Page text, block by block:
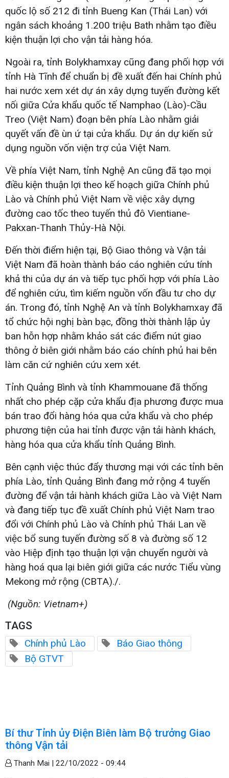
quốc lộ số 212 đi tỉnh Bueng Kan (Thái Lan) với
ngân sách khoảng 1.200 triệu Bath nhằm tạo điều
kiện thuận lợi cho vận tải hàng hóa.
Ngoài ra, tỉnh Bolykhamxay cũng đang phối hợp với
tỉnh Hà Tĩnh để chuẩn bị đề xuất đến hai Chính phủ
hai nước xem xét dự án xây dựng tuyến đường kết
nối giữa Cửa khẩu quốc tế Namphao (Lào)-Cầu
Treo (Việt Nam) đoạn bên phía Lào nhằm giải
quyết vấn đề ùn ứ tại cửa khẩu. Dự án dự kiến sử
dụng nguồn vốn viện trợ của Việt Nam.
Về phía Việt Nam, tỉnh Nghệ An cũng đã tạo mọi
điều kiện thuận lợi theo kế hoạch giữa Chính phủ
Lào và Chính phủ Việt Nam về việc xây dựng
đường cao tốc theo tuyến thủ đô Vientiane-
Pakxan-Thanh Thủy-Hà Nội.
Đến thời điểm hiện tại, Bộ Giao thông và Vận tải
Việt Nam đã hoàn thành báo cáo nghiên cứu tính
khả thi của dự án và tiếp tục phối hợp với phía Lào
để nghiên cứu, tìm kiếm nguồn vốn đầu tư cho dự
án. Trong đó, tỉnh Nghệ An và tỉnh Bolykhamxay đã
tổ chức hội nghị bàn bạc, đồng thời thành lập ủy
ban hỗn hợp nhằm khảo sát các điểm nút giao
thông ở biên giới nhằm báo cáo chính phủ hai bên
làm căn cứ nghiên cứu xem xét.
Tỉnh Quảng Bình và tỉnh Khammouane đã thống
nhất cho phép cặp cửa khẩu địa phương được mua
bán trao đổi hàng hóa qua cửa khẩu và cho phép
phương tiện của hai tỉnh được vận tải hành khách,
hàng hóa qua cửa khẩu tỉnh Quảng Bình.
Bên cạnh việc thúc đẩy thương mại với các tỉnh bên
phía Lào, tỉnh Quảng Bình đang mở rộng 4 tuyến
đường để vận tải hành khách giữa Lào và Việt Nam
và đang tiếp tục đề xuất Chính phủ Việt Nam trao
đổi với Chính phủ Lào và Chính phủ Thái Lan về
việc bổ sung tuyến đường số 8 và đường số 12
vào Hiệp định tạo thuận lợi vận chuyển người và
hàng hoá qua lại biên giới giữa các nước Tiểu vùng
Mekong mở rộng (CBTA)./.
(Nguồn: Vietnam+)
TAGS
Chính phủ Lào
Báo Giao thông
Bộ GTVT
Bí thư Tỉnh ủy Điện Biên làm Bộ trưởng Giao
thông Vận tải
Thanh Mai | 22/10/2022 - 09:44